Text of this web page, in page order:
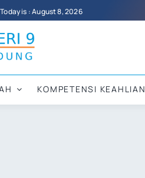
is : August 8, 2026
KOMPETENSI KEAHLIAN